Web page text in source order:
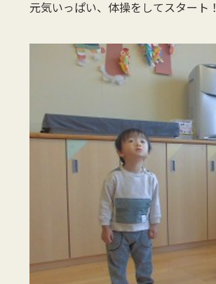
元気いっぱい、体操をしてスタート！